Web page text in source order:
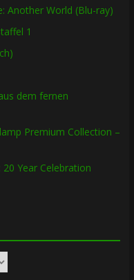
Another World (Blu-ray)
1
dem fernen
Premium Collection –
Year Celebration